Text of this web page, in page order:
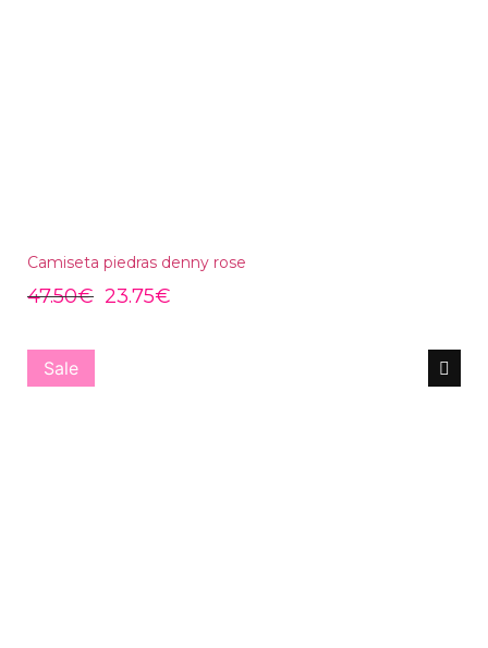
Camiseta piedras denny rose
47.50€ 23.75€
Sale